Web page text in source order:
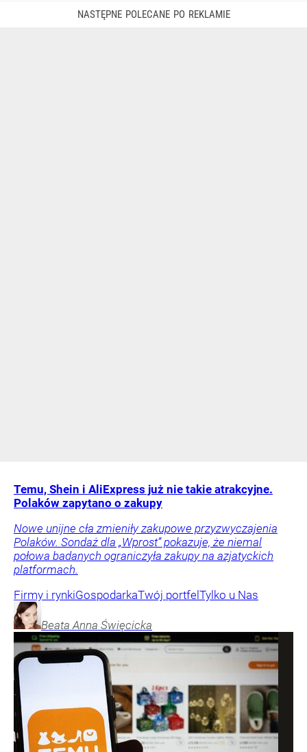
Temu, Shein i AliExpress już nie takie atrakcyjne.
Polaków zapytano o zakupy
Nowe unijne cła zmieniły zakupowe przyzwyczajenia
Polaków. Sondaż dla „Wprost” pokazuje, że niemal
połowa badanych ograniczyła zakupy na azjatyckich
platformach.
Firmy i rynkiGospodarkaTwój portfel Tylko u Nas
Beata Anna Święcicka